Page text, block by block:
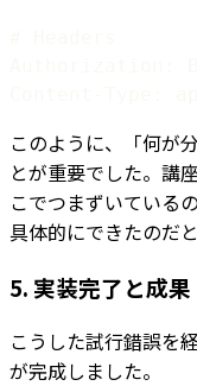
このように、「何が
とが重要でした。講
こでつまずいている
具体的にできたのだと
5. 実装完了と成果
こうした試行錯誤を
が完成しました。